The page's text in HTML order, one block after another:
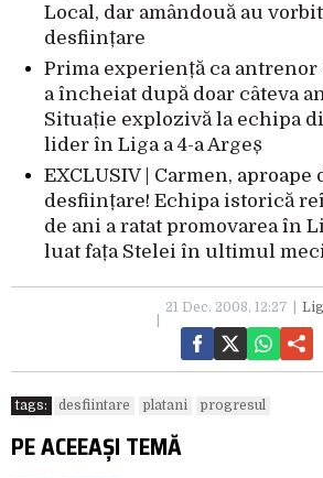
Local, dar amândouă au
desființare
Prima experiență ca antrenor
a încheiat după doar câteva
Situație explozivă la echipa
lider în Liga a 4-a Argeș
EXCLUSIV | Carmen, aproape
desființare! Echipa istorică
de ani a ratat promovarea în
luat fața Stelei în ultimul
21 Dec. 2008, 12:27
tags: desfiintare platani progresul
PE ACEEAȘI TEMĂ